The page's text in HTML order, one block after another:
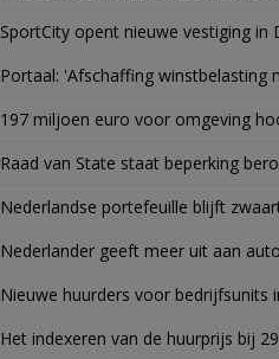
SportCity opent nieuwe vestiging in
Portaal: 'Afschaffing winstbelasting
197 miljoen euro voor omgeving
Raad van State staat beperking
Nederlandse portefeuille blijft
Nederlander geeft meer uit aan
Nieuwe huurders voor bedrijfsunits
Het indexeren van de huurprijs bij